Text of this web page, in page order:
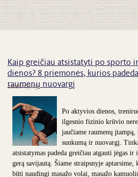
Kaip greičiau atsistatyti po sporto
dienos? 8 priemonės, kurios
raumenų nuovargį
2026-07-15
Po aktyvios dienos,
ilgesnio fizinio krūvio
jaučiame raumenų įtampą,
sunkumą ir nuovargį.
atsistatymas padeda greičiau atgauti jėgas ir
gerą savijautą. Šiame straipsnyje aptarsime,
būti naudingi masažo volai, masažo